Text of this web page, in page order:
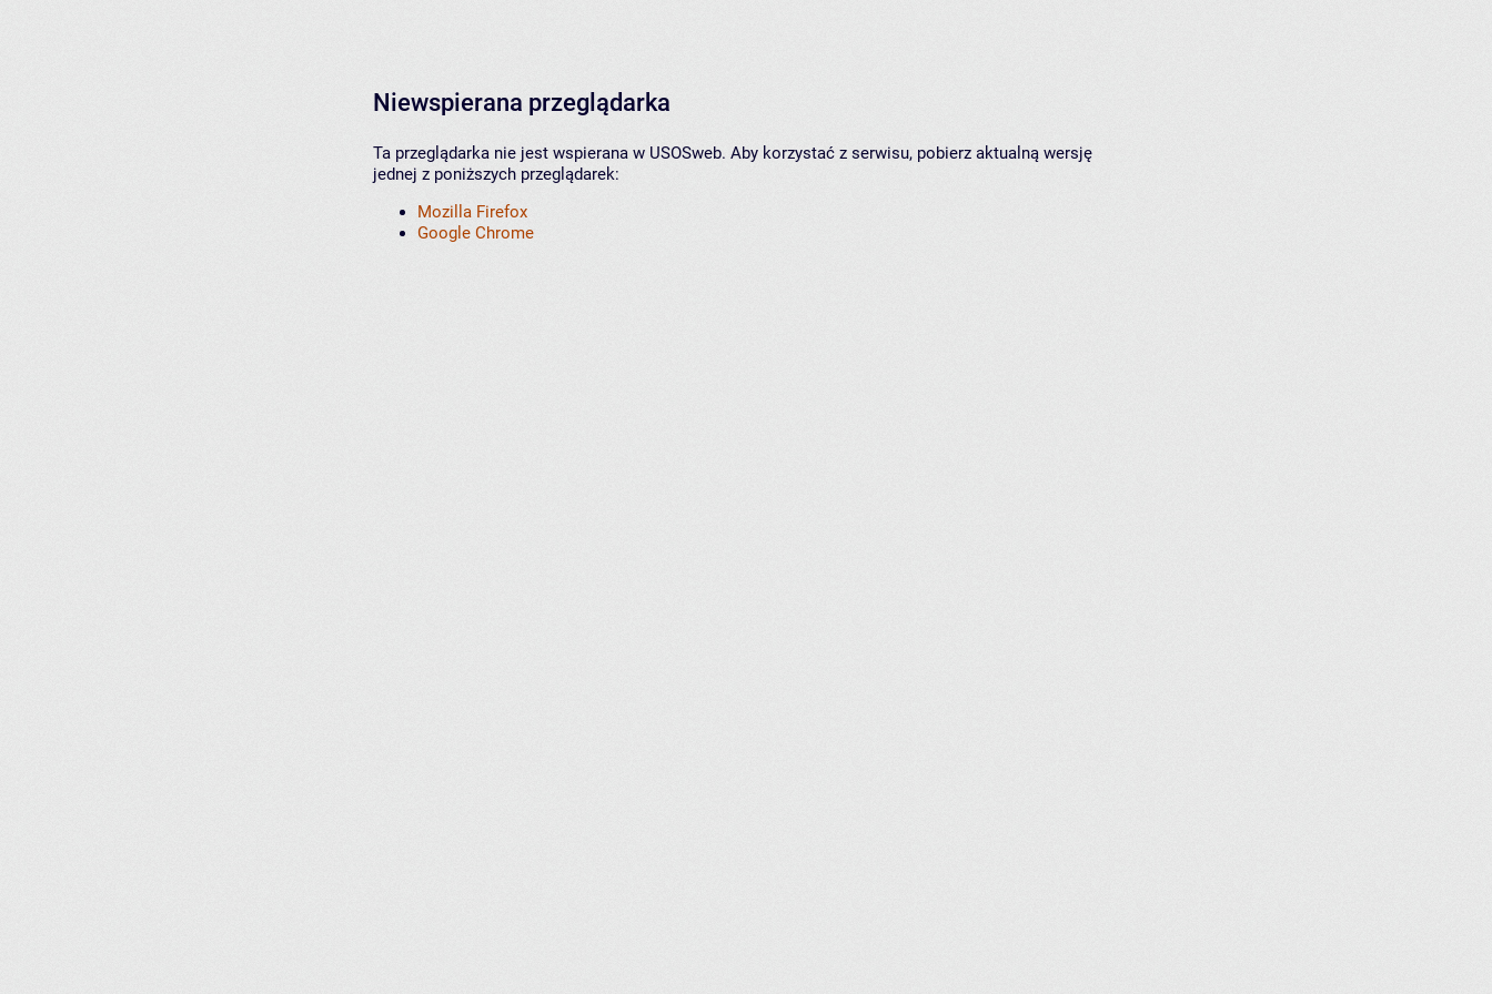
Niewspierana przeglądarka
Ta przeglądarka nie jest wspierana w USOSweb. Aby korzystać z serwisu, pobierz aktualną wersję
jednej z poniższych przeglądarek:
Mozilla Firefox
Google Chrome